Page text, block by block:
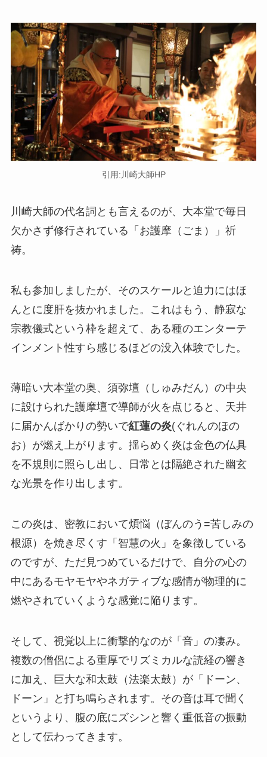
引用:川崎大師HP
川崎大師の代名詞とも言えるのが、大本堂で毎日
欠かさず修行されている「お護摩（ごま）」祈
祷。
私も参加しましたが、そのスケールと迫力にはほ
んとに度肝を抜かれました。これはもう、静寂な
宗教儀式という枠を超えて、ある種のエンターテ
インメント性すら感じるほどの没入体験でした。
薄暗い大本堂の奥、須弥壇（しゅみだん）の中央
に設けられた護摩壇で導師が火を点じると、天井
に届かんばかりの勢いで紅蓮の炎(ぐれんのほの
お）が燃え上がります。揺らめく炎は金色の仏具
を不規則に照らし出し、日常とは隔絶された幽玄
な光景を作り出します。
この炎は、密教において煩悩（ぼんのう=苦しみの
根源）を焼き尽くす「智慧の火」を象徴している
のですが、ただ見つめているだけで、自分の心の
中にあるモヤモヤやネガティブな感情が物理的に
燃やされていくような感覚に陥ります。
そして、視覚以上に衝撃的なのが「音」の凄み。
複数の僧侶による重厚でリズミカルな読経の響き
に加え、巨大な和太鼓（法楽太鼓）が「ドーン、
ドーン」と打ち鳴らされます。その音は耳で聞く
というより、腹の底にズシンと響く重低音の振動
として伝わってきます。